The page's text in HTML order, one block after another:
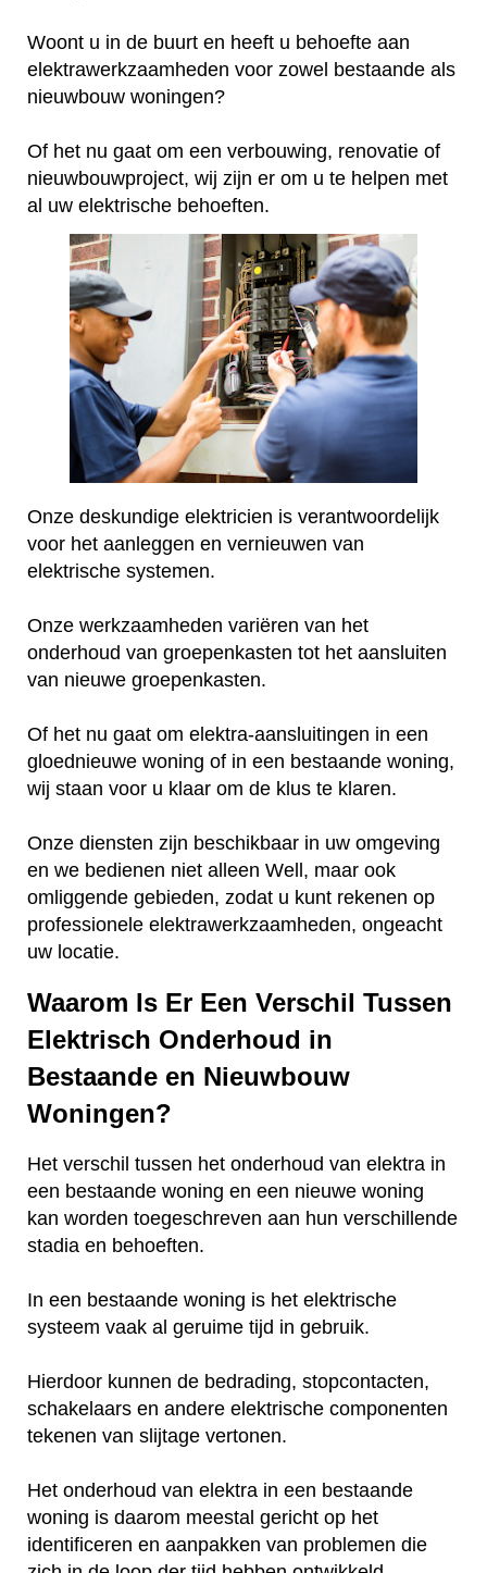
Woont u in de buurt en heeft u behoefte aan
elektrawerkzaamheden voor zowel bestaande als
nieuwbouw woningen?
Of het nu gaat om een verbouwing, renovatie of
nieuwbouwproject, wij zijn er om u te helpen met
al uw elektrische behoeften.
Onze deskundige elektricien is verantwoordelijk
voor het aanleggen en vernieuwen van
elektrische systemen.
Onze werkzaamheden variëren van het
onderhoud van groepenkasten tot het aansluiten
van nieuwe groepenkasten.
Of het nu gaat om elektra-aansluitingen in een
gloednieuwe woning of in een bestaande woning,
wij staan voor u klaar om de klus te klaren.
Onze diensten zijn beschikbaar in uw omgeving
en we bedienen niet alleen Well, maar ook
omliggende gebieden, zodat u kunt rekenen op
professionele elektrawerkzaamheden, ongeacht
uw locatie.
Waarom Is Er Een Verschil Tussen
Elektrisch Onderhoud in
Bestaande en Nieuwbouw
Woningen?
Het verschil tussen het onderhoud van elektra in
een bestaande woning en een nieuwe woning
kan worden toegeschreven aan hun verschillende
stadia en behoeften.
In een bestaande woning is het elektrische
systeem vaak al geruime tijd in gebruik.
Hierdoor kunnen de bedrading, stopcontacten,
schakelaars en andere elektrische componenten
tekenen van slijtage vertonen.
Het onderhoud van elektra in een bestaande
woning is daarom meestal gericht op het
identificeren en aanpakken van problemen die